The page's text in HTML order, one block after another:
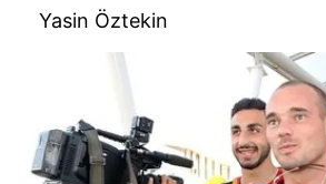
Yasin Öztekin